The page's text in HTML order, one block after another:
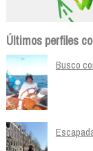
Últimos perfiles
Busco